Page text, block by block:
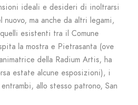
ideali e desideri di inoltrarsi
nuovo, ma anche da altri legami,
esistenti tra il Comune
la mostra e Pietrasanta (ove
della Radium Artis, ha
estate alcune esposizioni), i
allo stesso patrono, San